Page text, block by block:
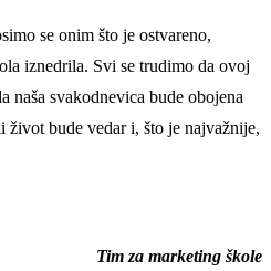
se onim što je ostvareno,
iznedrila. Svi se trudimo da ovoj
naša svakodnevica bude obojena
život bude vedar i, što je najvažnije,
Tim za marketing škole